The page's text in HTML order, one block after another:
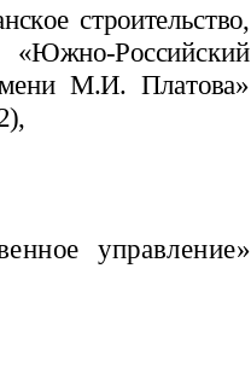
строительство,
Российский
М.И. Платова»
управление»